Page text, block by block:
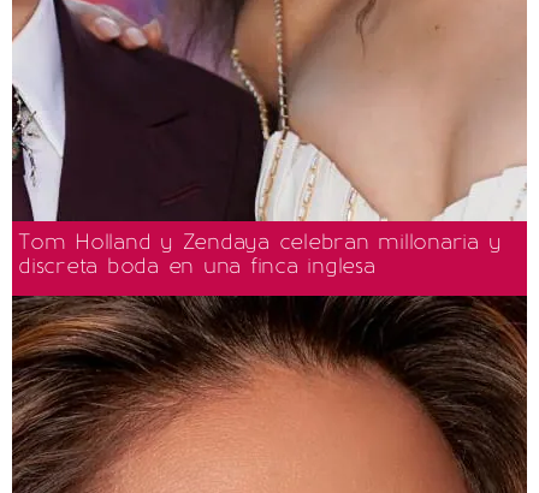
Tom Holland y Zendaya celebran millonaria y
discreta boda en una finca inglesa